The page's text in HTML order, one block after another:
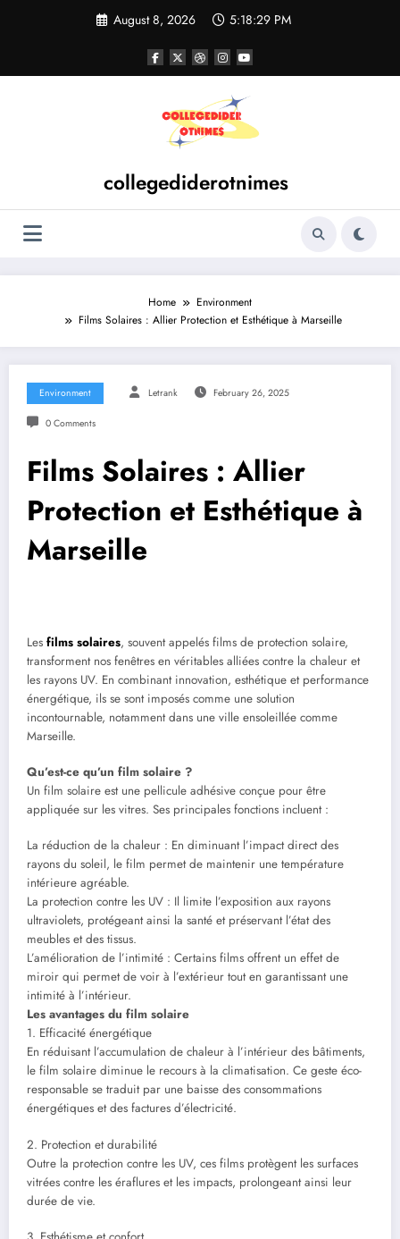
August 8, 2026 5:18:30 PM
collegediderotnimes
Home
Environment
Films Solaires : Allier Protection et Esthétique à Marseille
Environment Letrank February 26, 2025
0 Comments
Films Solaires : Allier
Protection et Esthétique à
Marseille
Les films solaires, souvent appelés films de protection solaire,
transforment nos fenêtres en véritables alliées contre la chaleur et
les rayons UV. En combinant innovation, esthétique et performance
énergétique, ils se sont imposés comme une solution
incontournable, notamment dans une ville ensoleillée comme
Marseille.
Qu’est-ce qu’un film solaire ?
Un film solaire est une pellicule adhésive conçue pour être
appliquée sur les vitres. Ses principales fonctions incluent :
La réduction de la chaleur : En diminuant l’impact direct des
rayons du soleil, le film permet de maintenir une température
intérieure agréable.
La protection contre les UV : Il limite l’exposition aux rayons
ultraviolets, protégeant ainsi la santé et préservant l’état des
meubles et des tissus.
L’amélioration de l’intimité : Certains films offrent un effet de
miroir qui permet de voir à l’extérieur tout en garantissant une
intimité à l’intérieur.
Les avantages du film solaire
1. Efficacité énergétique
En réduisant l’accumulation de chaleur à l’intérieur des bâtiments,
le film solaire diminue le recours à la climatisation. Ce geste éco-
responsable se traduit par une baisse des consommations
énergétiques et des factures d’électricité.
2. Protection et durabilité
Outre la protection contre les UV, ces films protègent les surfaces
vitrées contre les éraflures et les impacts, prolongeant ainsi leur
durée de vie.